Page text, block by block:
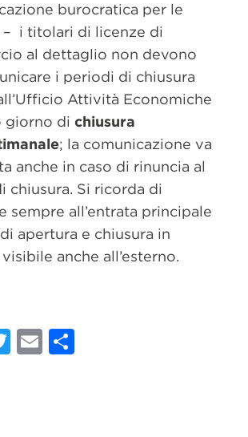
burocratica per le
– i titolari di licenze di
al dettaglio non devono
i periodi di chiusura
Attività Economiche
giorno di chiusura
; la comunicazione va
anche in caso di rinuncia al
chiusura. Si ricorda di
sempre all’entrata principale
apertura e chiusura in
anche all’esterno.
Twitter
Email